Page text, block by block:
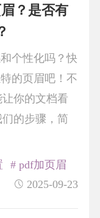
？是否有
个性化吗？快
的页眉吧！不
你的文档看
的步骤，简
2025-09-23
# pdf加页眉